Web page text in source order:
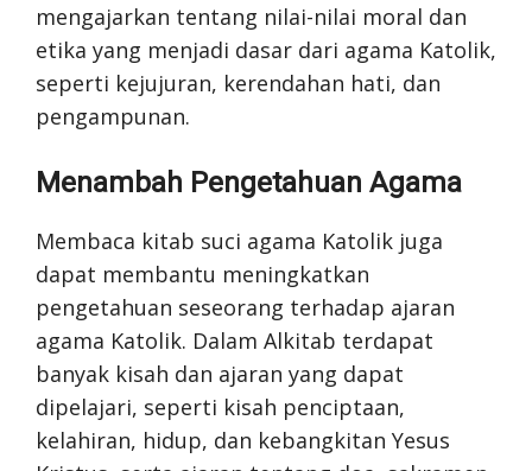
mengajarkan tentang nilai-nilai moral dan
etika yang menjadi dasar dari agama Katolik,
seperti kejujuran, kerendahan hati, dan
pengampunan.
Menambah Pengetahuan Agama
Membaca kitab suci agama Katolik juga
dapat membantu meningkatkan
pengetahuan seseorang terhadap ajaran
agama Katolik. Dalam Alkitab terdapat
banyak kisah dan ajaran yang dapat
dipelajari, seperti kisah penciptaan,
kelahiran, hidup, dan kebangkitan Yesus